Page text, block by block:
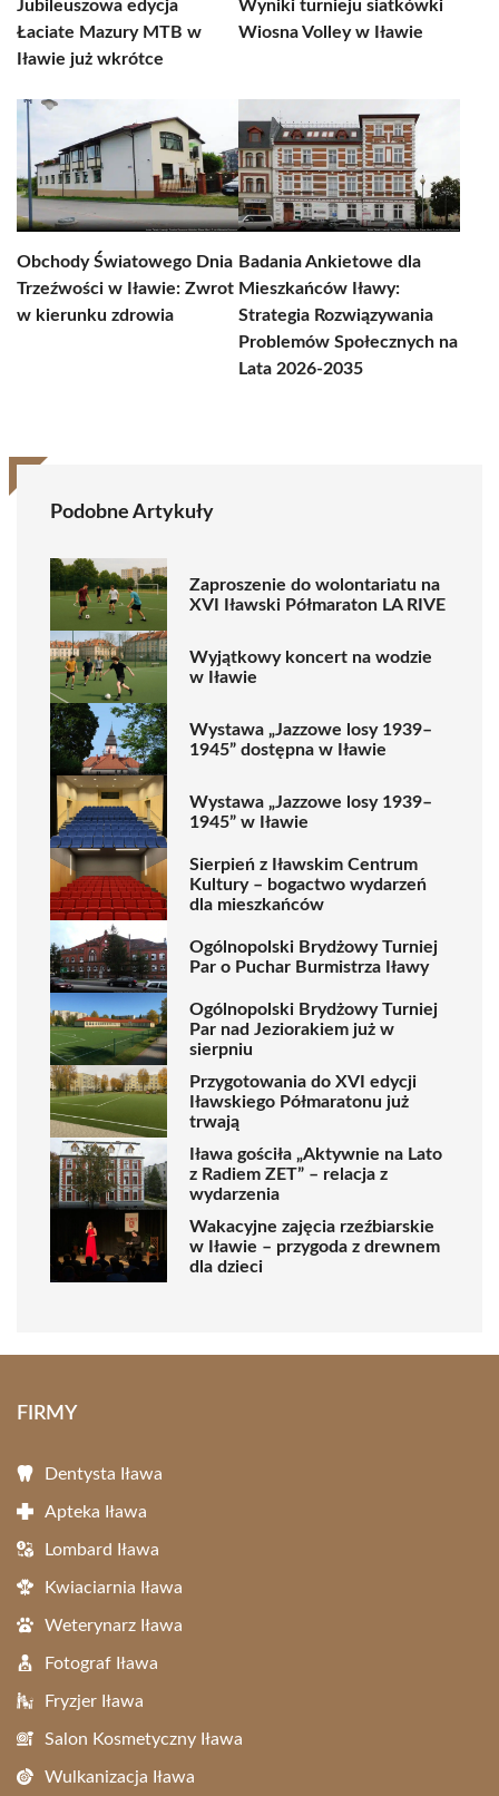
Jubileuszowa edycja
Łaciate Mazury MTB w
Iławie już wkrótce
Wyniki turnieju siatkówki
Wiosna Volley w Iławie
Obchody Światowego Dnia
Trzeźwości w Iławie: Zwrot
w kierunku zdrowia
Badania Ankietowe dla
Mieszkańców Iławy:
Strategia Rozwiązywania
Problemów Społecznych na
Lata 2026-2035
Podobne Artykuły
Zaproszenie do wolontariatu na
XVI Iławski Półmaraton LA RIVE
Wyjątkowy koncert na wodzie
w Iławie
Wystawa „Jazzowe losy 1939–
1945” dostępna w Iławie
Wystawa „Jazzowe losy 1939–
1945” w Iławie
Sierpień z Iławskim Centrum
Kultury – bogactwo wydarzeń
dla mieszkańców
Ogólnopolski Brydżowy Turniej
Par o Puchar Burmistrza Iławy
Ogólnopolski Brydżowy Turniej
Par nad Jeziorakiem już w
sierpniu
Przygotowania do XVI edycji
Iławskiego Półmaratonu już
trwają
Iława gościła „Aktywnie na Lato
z Radiem ZET” – relacja z
wydarzenia
Wakacyjne zajęcia rzeźbiarskie
w Iławie – przygoda z drewnem
dla dzieci
FIRMY
Dentysta Iława
Apteka Iława
Lombard Iława
Kwiaciarnia Iława
Weterynarz Iława
Fotograf Iława
Fryzjer Iława
Salon Kosmetyczny Iława
Wulkanizacja Iława